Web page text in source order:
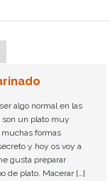
algo normal en las
son un plato muy
formas
y hoy os voy a
gusta preparar
de plato. Macerar […]